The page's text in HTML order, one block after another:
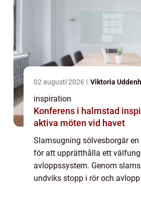
02 augusti 2026 Viktoria
inspiration
Konferens i halmstad inspiration för
aktiva möten vid havet
Slamsugning sölvesborgär
för att upprätthålla ett
avloppssystem. Genom
undviks stopp i rör och